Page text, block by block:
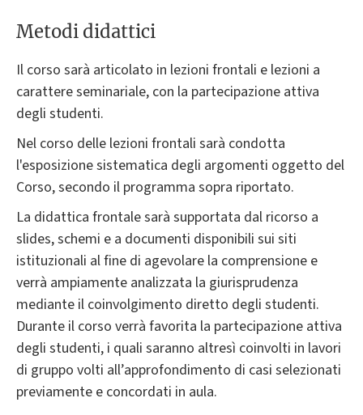
Metodi didattici
Il corso sarà articolato in lezioni frontali e lezioni a
carattere seminariale, con la partecipazione attiva
degli studenti.
Nel corso delle lezioni frontali sarà condotta
l'esposizione sistematica degli argomenti oggetto del
Corso, secondo il programma sopra riportato.
La didattica frontale sarà supportata dal ricorso a
slides, schemi e a documenti disponibili sui siti
istituzionali al fine di agevolare la comprensione e
verrà ampiamente analizzata la giurisprudenza
mediante il coinvolgimento diretto degli studenti.
Durante il corso verrà favorita la partecipazione attiva
degli studenti, i quali saranno altresì coinvolti in lavori
di gruppo volti all’approfondimento di casi selezionati
previamente e concordati in aula.